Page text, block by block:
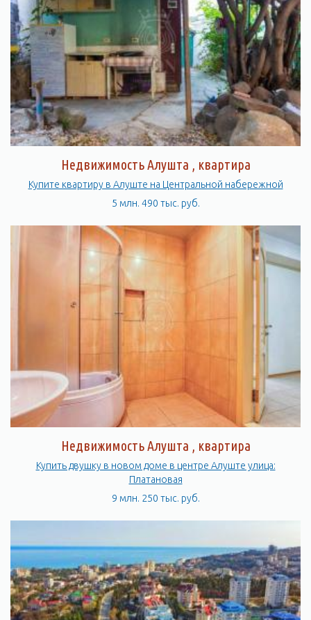
Недвижимость Алушта , квартира
Купите квартиру в Алуште на Центральной набережной
5 млн. 490 тыс. руб.
Недвижимость Алушта , квартира
Купить двушку в новом доме в центре Алуште улица:
Платановая
9 млн. 250 тыс. руб.